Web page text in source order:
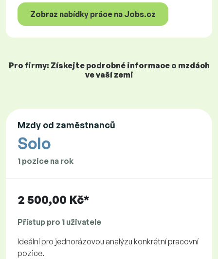
Zobraz nabídky práce na Jobs.cz
Pro firmy: Získejte podrobné informace o mzdách
ve vaší zemi
Mzdy od zaměstnanců
Solo
1 pozice na rok
2 500,00 Kč*
Přístup pro 1 uživatele
Ideální pro jednorázovou analýzu konkrétní pracovní
pozice.